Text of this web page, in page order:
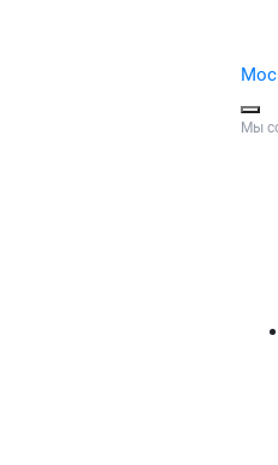
Мы